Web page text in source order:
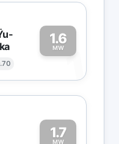
1.6
MW1
1.7
MW